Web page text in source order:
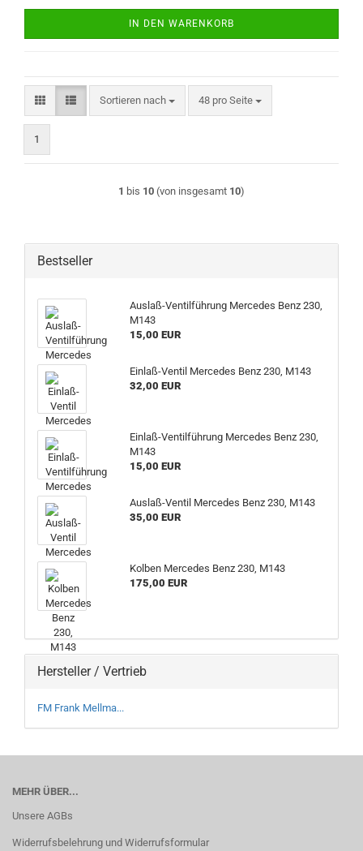
IN DEN WARENKORB
Sortieren nach
Sortieren nach 48 pro Seite
pro Seite
1
1 bis 10 (von insgesamt 10)
Bestseller
Auslaß-Ventilführung Mercedes Benz 230,
M143
15,00 EUR
Einlaß-Ventil Mercedes Benz 230, M143
32,00 EUR
Einlaß-Ventilführung Mercedes Benz 230,
M143
15,00 EUR
Auslaß-Ventil Mercedes Benz 230, M143
35,00 EUR
Kolben Mercedes Benz 230, M143
175,00 EUR
Hersteller / Vertrieb
FM Frank Mellma...
MEHR ÜBER...
Unsere AGBs
Widerrufsbelehrung und Widerrufsformular